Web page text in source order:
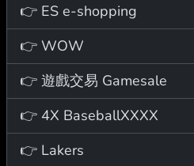
👉 ES e-shopping
👉 WOW
👉 遊戲交易 Gamesale
👉 4X BaseballXXXX
👉 Lakers